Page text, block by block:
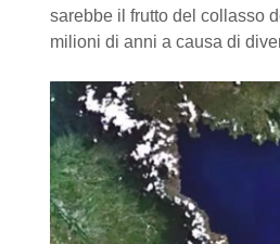
sarebbe il frutto del collasso
milioni di anni a causa di